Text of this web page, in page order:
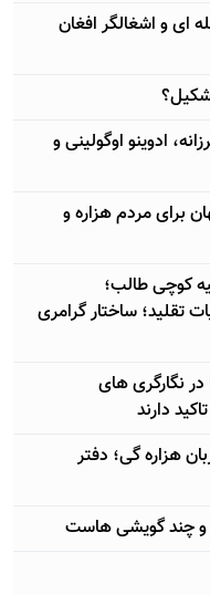
ای و اشغالگر افغان
ادوینو اوگولینی و
برای مردم هزاره و
کوچی طالب؛
تقلید؛ ساختار گرامری
نگارگری های
دارند
هزاره گی؛ دفتر
و چند گویشی هاست